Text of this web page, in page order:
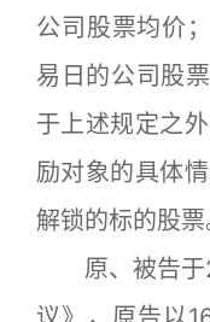
公司股票均价
易日的公司股
于上述规定之
励对象的具体
解锁的标的股票
原、被告于